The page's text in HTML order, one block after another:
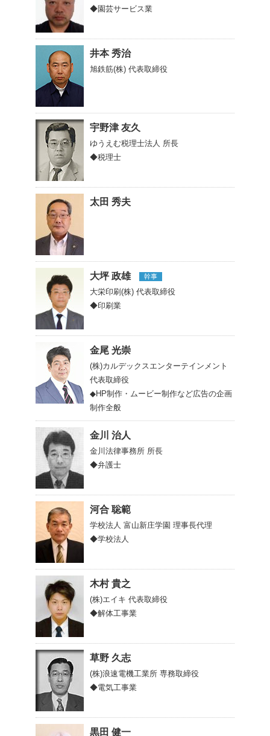
◆園芸サービス業
井本 秀治
旭鉄筋(株) 代表取締役
宇野津 友久
ゆうえむ税理士法人 所長
◆税理士
太田 秀夫
大坪 政雄 幹事
大栄印刷(株) 代表取締役
◆印刷業
金尾 光崇
(株)カルデックスエンターテインメント
代表取締役
◆HP制作・ムービー制作など広告の企画
制作全般
金川 治人
金川法律事務所 所長
◆弁護士
河合 聡範
学校法人 富山新庄学園 理事長代理
◆学校法人
木村 貴之
(株)エイキ 代表取締役
◆解体工事業
草野 久志
(株)浪速電機工業所 専務取締役
◆電気工事業
黒田 健一